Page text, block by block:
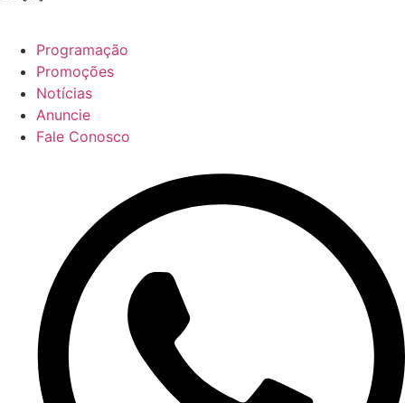
Programação
Promoções
Notícias
Anuncie
Fale Conosco